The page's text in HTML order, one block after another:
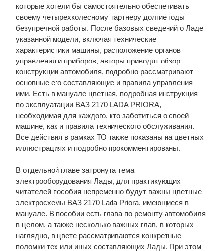
которые хотели бы самостоятельно обеспечивать
своему четырехколесному партнеру долгие годы
безупречной работы. После базовых сведений о Ладе
указанной модели, включая технические
характеристики машины, расположение органов
управления и приборов, авторы приводят обзор
конструкции автомобиля, подробно рассматривают
основные его составляющие и правила управления
ими. Есть в мануале цветная, подробная инструкция
по эксплуатации ВАЗ 2170 LADA PRIORA,
необходимая для каждого, кто заботиться о своей
машине, как и правила технического обслуживания.
Все действия в рамках ТО также показаны на цветных
иллюстрациях и подробно прокомментированы.
В отдельной главе затронута тема
электрооборудования Лады, для практикующих
читателей пособия непременно будут важны цветные
электросхемы ВАЗ 2170 Lada Priora, имеющиеся в
мануале. В пособии есть глава по ремонту автомобиля
в целом, а также несколько важных глав, в которых
наглядно, в цвете рассматриваются конкретные
поломки тех или иных составляющих Лады. При этом